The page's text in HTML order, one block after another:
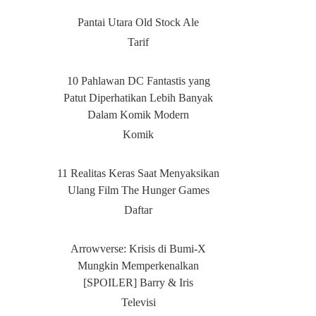
Pantai Utara Old Stock Ale
Tarif
10 Pahlawan DC Fantastis yang
Patut Diperhatikan Lebih Banyak
Dalam Komik Modern
Komik
11 Realitas Keras Saat Menyaksikan
Ulang Film The Hunger Games
Daftar
Arrowverse: Krisis di Bumi-X
Mungkin Memperkenalkan
[SPOILER] Barry & Iris
Televisi